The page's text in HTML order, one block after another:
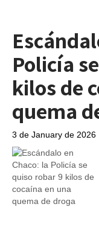
Policía
kilos de
quema
3 de January de 2026